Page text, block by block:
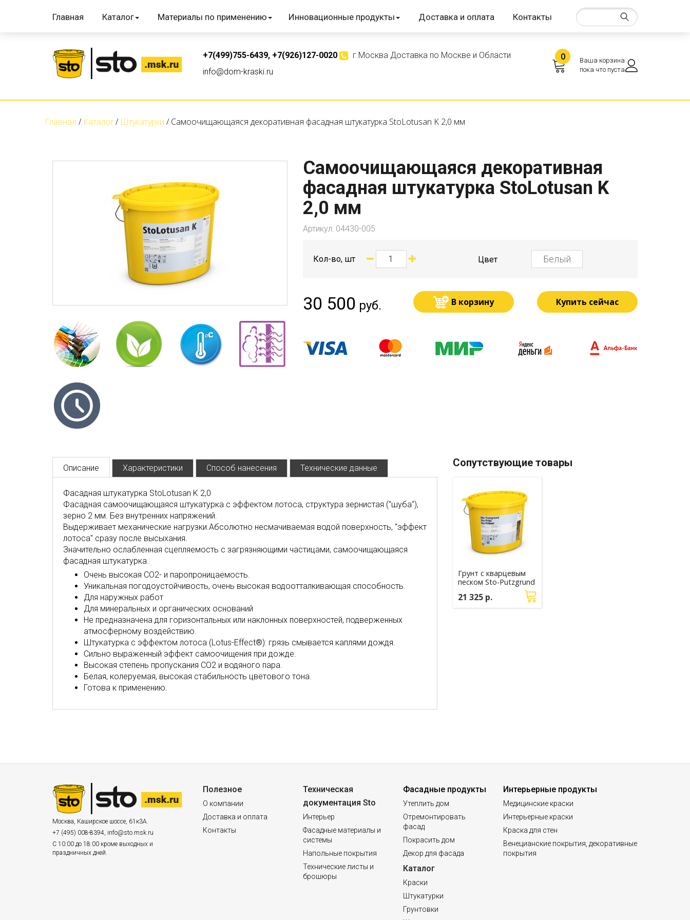
Главная Каталог Материалы по применению Инновационные продукты Доставка и оплата Контакты
+7(499)755-6439, +7(926)127-0020
info@dom-kraski.ru
г.Москва Доставка по Москве и Области 0
Ваша корзина
пока что пуста
Главная Каталог Штукатурки Самоочищающаяся декоративная фасадная штукатурка StoLotusan K 2,0 мм
Самоочищающаяся декоративная
фасадная штукатурка StoLotusan K
2,0 мм
Артикул: 04430-005
Кол-во, шт Цвет
30 500 руб. В корзину Купить сейчас
Описание Характеристики Способ нанесения Технические данные
Фасадная штукатурка StoLotusan K 2,0
Фасадная самоочищающаяся штукатурка с эффектом лотоса, структура зернистая ("шуба"),
зерно 2 мм. Без внутренних напряжений.
Выдерживает механические нагрузки.Абсолютно несмачиваемая водой поверхность, "эффект
лотоса" сразу после высыхания.
Значительно ослабленная сцепляемость с загрязняющими частицами, самоочищающаяся
фасадная штукатурка.
Очень высокая CO2- и паропроницаемость.
Уникальная погодоустойчивость, очень высокая водоотталкивающая способность.
Для наружных работ
Для минеральных и органических оснований
Не предназначена для горизонтальных или наклонных поверхностей, подверженных
атмосферному воздействию.
Штукатурка с эффектом лотоса (Lotus-Effect®): грязь смывается каплями дождя.
Сильно выраженный эффект самоочищения при дожде.
Высокая степень пропускания CO2 и водяного пара.
Белая, колеруемая, высокая стабильность цветового тона.
Готова к применению.
Сопутствующие товары
Грунт с кварцевым
песком Sto-Putzgrund
21 325 р.
Москва, Каширское шоссе, 61к3А.
+7 (495) 008-8394, info@sto.msk.ru
С 10:00 до 18:00 кроме выходных и
праздничных дней.
Полезное
О компании
Доставка и оплата
Контакты
Техническая
документация Sto
Интерьер
Фасадные материалы и
системы
Напольные покрытия
Технические листы и
брошюры
Фасадные продукты
Утеплить дом
Отремонтировать
фасад
Покрасить дом
Декор для фасада
Интерьерные продукты
Медицинские краски
Интерьерные краски
Краска для стен
Венецианские покрытия, декоративные
покрытия
Каталог
Краски
Штукатурки
Грунтовки